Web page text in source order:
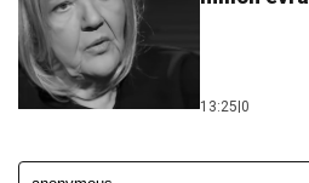
13:25 0